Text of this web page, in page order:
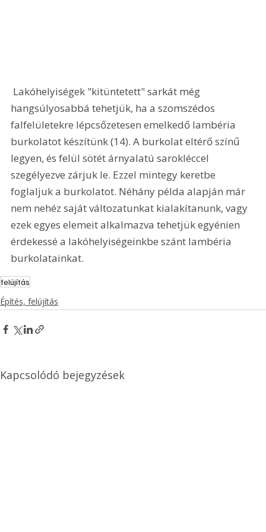
hangsúlyosabbá tehetjük, ha a szomszédos
falfelületekre lépcsőzetesen emelkedő lambéria
burkolatot készítünk (14). A burkolat eltérő színű
legyen, és felül sötét árnyalatú sarokléccel
szegélyezve zárjuk le. Ezzel mintegy keretbe
foglaljuk a burkolatot. Néhány példa alapján már
nem nehéz saját változatunkat kialakítanunk, vagy
ezek egyes elemeit alkalmazva tehetjük egyénien
érdekessé a lakóhelyiségeinkbe szánt lambéria
burkolatainkat.
felújítás
Építés, felújítás
Kapcsolódó bejegyzések